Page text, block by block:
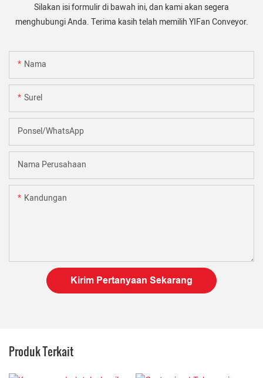
Silakan isi formulir di bawah ini, dan kami akan segera
menghubungi Anda. Terima kasih telah memilih YIFan Conveyor.
Nama
Surel
Ponsel/WhatsApp
Nama Perusahaan
Kandungan
Kirim Pertanyaan Sekarang
Produk Terkait